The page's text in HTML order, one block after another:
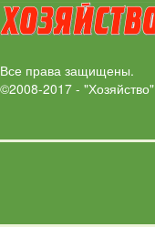
Все права защищены.
©2008-2017 - "Хозяйство"